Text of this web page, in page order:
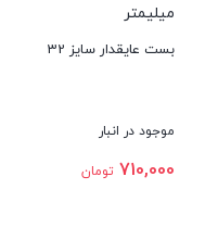
بست عایقدار سایز 50
موجود در انبار
565,000 تومان